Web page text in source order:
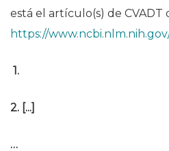
está el artículo(s) de CVADT
https://
1.
2. [...]
…